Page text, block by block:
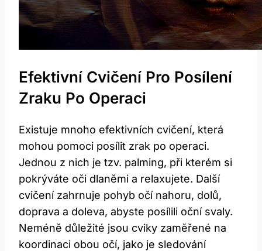
Efektivní Cvičení Pro Posílení
Zraku ‍po Operaci
Existuje mnoho efektivních cvičení, která
mohou pomoci ​posílit zrak po operaci.
Jednou z nich je tzv. palming, při kterém si
pokrýváte oči dlaněmi⁢ a relaxujete. Další
cvičení ⁣zahrnuje pohyb ‌očí nahoru, dolů,
doprava a ‌doleva, abyste posílili oční svaly.
Neméně důležité jsou cviky zaměřené na
koordinaci⁣ obou očí,⁣ jako je sledování